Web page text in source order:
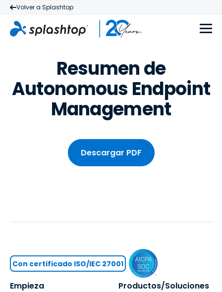
Volver a Splashtop
Resumen de
Autonomous Endpoint
Management
Descargar PDF
Empieza Productos/Soluciones
Con certificado ISO/IEC 27001